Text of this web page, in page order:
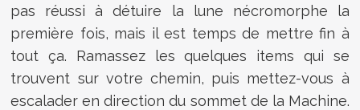
pas réussi à détuire la lune nécromorphe la
première fois, mais il est temps de mettre fin à
tout ça. Ramassez les quelques items qui se
trouvent sur votre chemin, puis mettez-vous à
escalader en direction du sommet de la Machine.